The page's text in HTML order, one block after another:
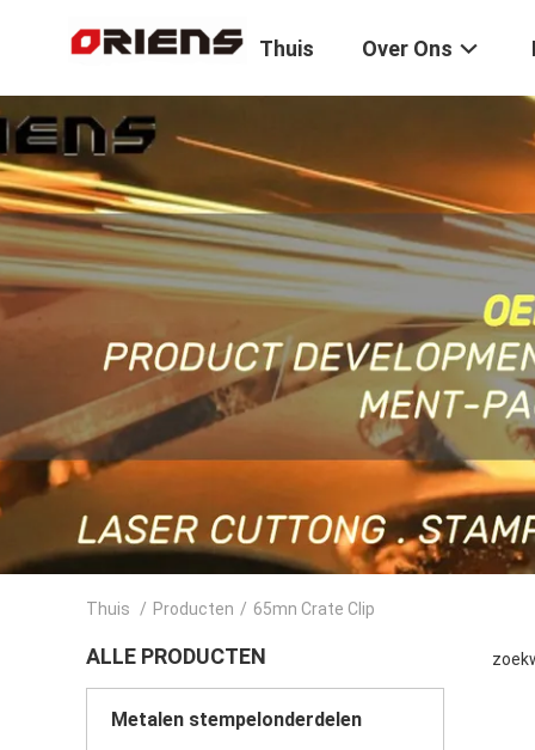
Thuis Over Ons
Thuis / Producten / 65mn Crate Clip
ALLE PRODUCTEN
Metalen stempelonderdelen